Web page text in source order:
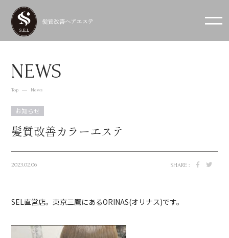
NEWS
Top News
お知らせ
髪質改善カラーエステ
2023.02.06 SHARE :
SEL直営店。東京三鷹にあるORINAS(オリナス)です。